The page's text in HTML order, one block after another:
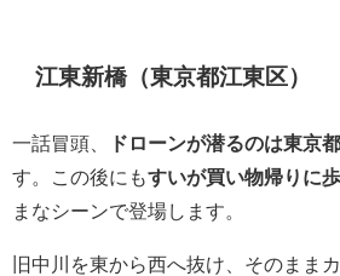
江東新橋（東京都江東区）
一話冒頭、 ドローンが潜るのは東京
す。この後にもすいが買い物帰りに
まなシーンで登場します。
旧中川を東から西へ抜け、そのまま